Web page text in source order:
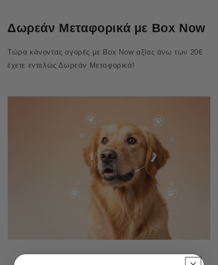
Δωρεάν Μεταφορικά με Box Now
Τώρα κάνοντας αγορές με Box Now αξίας άνω των 20€
έχετε εντελώς Δωρεάν Μεταφορικά!